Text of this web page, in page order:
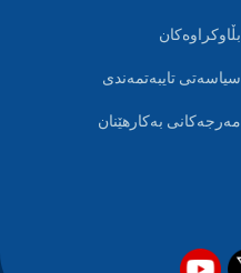
بڵاوکراوەکان
سیاسەتی تایبەتمەندی
مەرجەکانی بەکارهێنان